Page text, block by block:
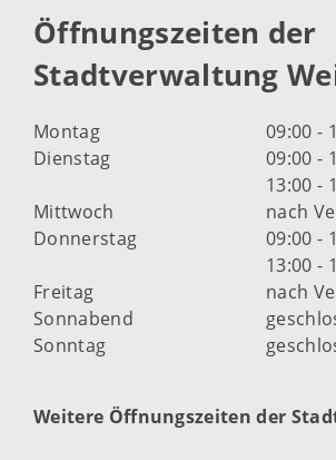
Öffnungszeiten der
Stadtverwaltung
Montag
09:00 -
Dienstag
09:00 -
13:00 -
Mittwoch
nach
Donnerstag
09:00 -
13:00 -
Freitag
nach
Sonnabend
Sonntag
Weitere Öffnungszeiten der